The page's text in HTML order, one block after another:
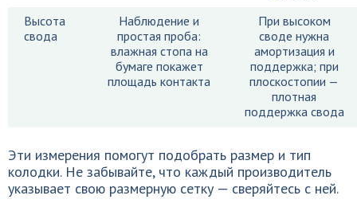
Высота
свода
Наблюдение и
простая проба:
влажная стопа на
бумаге покажет
площадь контакта
При высоком
своде нужна
амортизация и
поддержка; при
плоскостопии —
плотная
поддержка свода
Эти измерения помогут подобрать размер и тип
колодки. Не забывайте, что каждый производитель
указывает свою размерную сетку — сверяйтесь с ней.